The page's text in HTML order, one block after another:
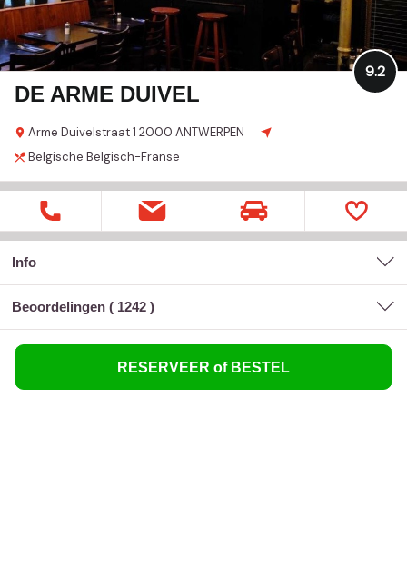
DE ARME DUIVEL
Arme Duivelstraat 1 2000 ANTWERPEN
9.2
Belgische Belgisch-Franse
Info
Beoordelingen ( 1242 )
RESERVEER of BESTEL